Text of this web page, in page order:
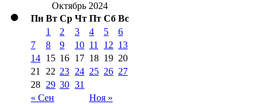
Октябрь 2024
Пн Вт Ср Чт Пт Сб Вс
« Сен Ноя »
1 2 3 4 5
6
7
8 9 10 11 12 13
14 15 16 17 18 19 20
21
22 23 24 25 26 27
28 29 30 31